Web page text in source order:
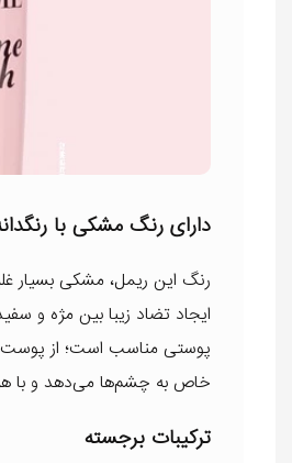
دارای رنگ مشکی با
رنگ این ریمل، مشکی بسیار
ایجاد تضاد زیبا بین مژه و
پوستی مناسب است؛ از
خاص به چشم‌ها می‌دهد و با
ترکیبات برجسته